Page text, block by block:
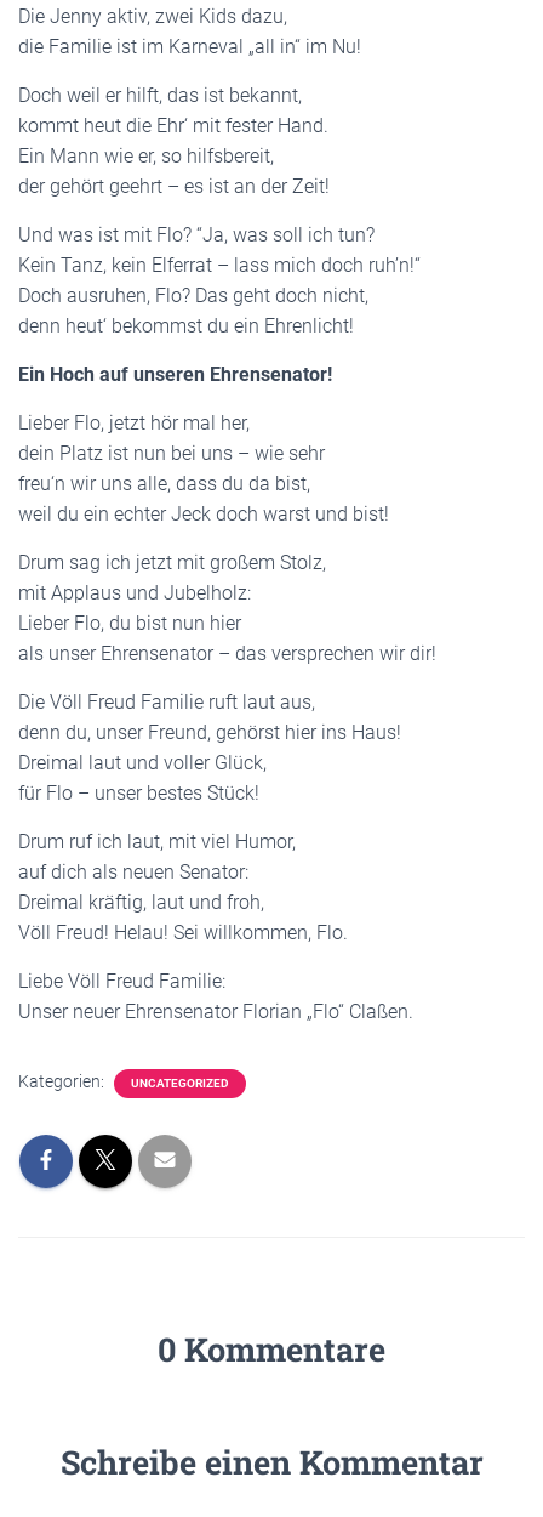
Die Jenny aktiv, zwei Kids dazu,
die Familie ist im Karneval „all in“ im Nu!
Doch weil er hilft, das ist bekannt,
kommt heut die Ehr‘ mit fester Hand.
Ein Mann wie er, so hilfsbereit,
der gehört geehrt – es ist an der Zeit!
Und was ist mit Flo? “Ja, was soll ich tun?
Kein Tanz, kein Elferrat – lass mich doch ruh’n!“
Doch ausruhen, Flo? Das geht doch nicht,
denn heut‘ bekommst du ein Ehrenlicht!
Ein Hoch auf unseren Ehrensenator!
Lieber Flo, jetzt hör mal her,
dein Platz ist nun bei uns – wie sehr
freu‘n wir uns alle, dass du da bist,
weil du ein echter Jeck doch warst und bist!
Drum sag ich jetzt mit großem Stolz,
mit Applaus und Jubelholz:
Lieber Flo, du bist nun hier
als unser Ehrensenator – das versprechen wir dir!
Die Völl Freud Familie ruft laut aus,
denn du, unser Freund, gehörst hier ins Haus!
Dreimal laut und voller Glück,
für Flo – unser bestes Stück!
Drum ruf ich laut, mit viel Humor,
auf dich als neuen Senator:
Dreimal kräftig, laut und froh,
Völl Freud! Helau! Sei willkommen, Flo.
Liebe Völl Freud Familie:
Unser neuer Ehrensenator Florian „Flo“ Claßen.
Kategorien: UNCATEGORIZED
0 Kommentare
Schreibe einen Kommentar